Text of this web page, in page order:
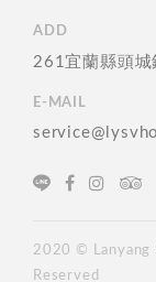
ADD
261宜蘭縣頭
E-MAIL
2020 © Lanyang
Reserved